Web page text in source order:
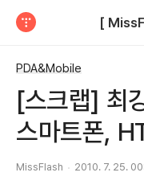
[
PDA&Mobile
[스크랩] 최
스마트폰,
MissFlash 2010. 7. 25.